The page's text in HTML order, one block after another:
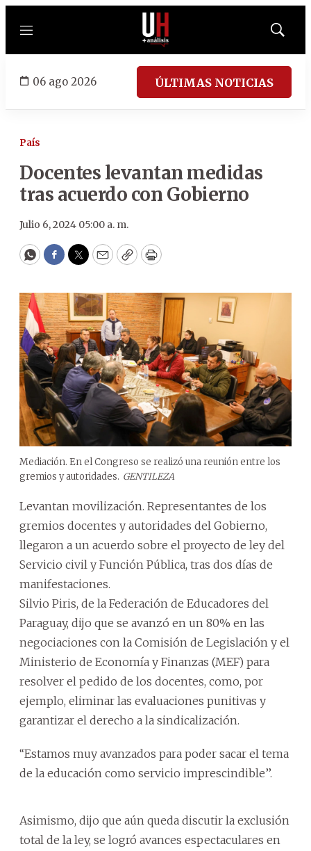
Menú
Mostrar
06 ago 2026 ÚLTIMAS NOTICIAS
País
Docentes levantan medidas
tras acuerdo con Gobierno
Julio 6, 2024 05:00 a. m.
WhatsApp
Facebook
Twitter
EmailCopyPrint
Mediación. En el Congreso se realizó una reunión entre los
gremios y autoridades. GENTILEZA
Levantan movilización. Representantes de los
gremios docentes y autoridades del Gobierno,
llegaron a un acuerdo sobre el proyecto de ley del
Servicio civil y Función Pública, tras dos días de
manifestaciones.
Silvio Piris, de la Federación de Educadores del
Paraguay, dijo que se avanzó en un 80% en las
negociaciones con la Comisión de Legislación y el
Ministerio de Economía y Finanzas (MEF) para
resolver el pedido de los docentes, como, por
ejemplo, eliminar las evaluaciones punitivas y
garantizar el derecho a la sindicalización.
‘‘Estamos muy avanzados para poder sacar el tema
de la educación como servicio imprescindible’’.
Asimismo, dijo que aún queda discutir la exclusión
total de la ley, se logró avances espectaculares en